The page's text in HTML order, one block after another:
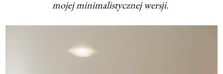
mojej minimalistycznej wersji.